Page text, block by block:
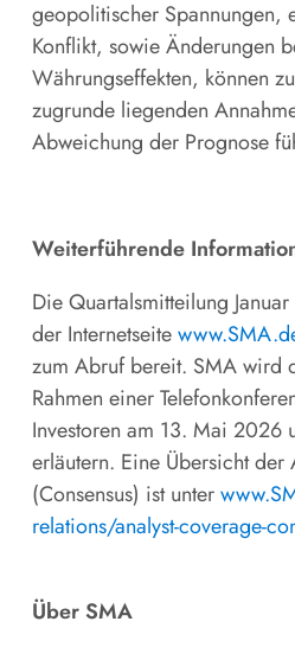
geopolitischer Spannungen,
Konflikt, sowie Änderungen
Währungseffekten, können
zugrunde liegenden
Abweichung der Prognose
Weiterführende
Die Quartalsmitteilung
der Internetseite
zum Abruf bereit. SMA wird
Rahmen einer
Investoren am 13. Mai 2026
erläutern. Eine Übersicht der
(Consensus) ist unter
relations/analyst-coverage-
Über SMA